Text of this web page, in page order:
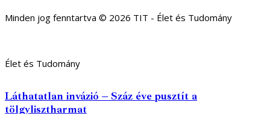
Minden jog fenntartva © 2026 TIT - Élet és Tudomány
Élet és Tudomány
Láthatatlan invázió – Száz éve pusztít a
tölgylisztharmat